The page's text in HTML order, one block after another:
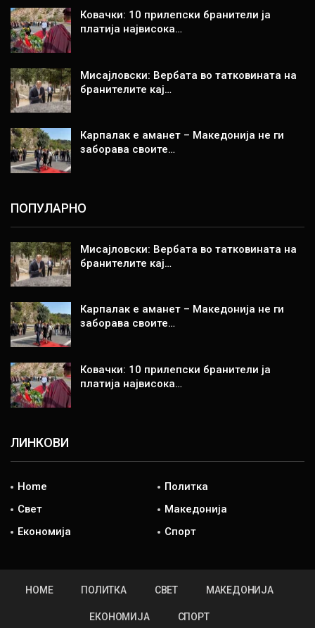
Ковачки: 10 прилепски бранители ја
платија највисока…
Мисајловски: Вербата во татковината на
бранителите кај…
Карпалак е аманет – Македонија не ги
заборава своите…
ПОПУЛАРНО
Мисајловски: Вербата во татковината на
бранителите кај…
Карпалак е аманет – Македонија не ги
заборава своите…
Ковачки: 10 прилепски бранители ја
платија највисока…
ЛИНКОВИ
Home
Политка
Свет
Македонија
Економија
Спорт
HOME ПОЛИТКА СВЕТ МАКЕДОНИЈА
ЕКОНОМИЈА СПОРТ